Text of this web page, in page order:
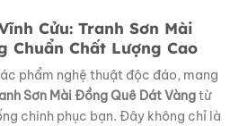
Cửu: Tranh Sơn Mài
Chuẩn Chất Lượng Cao
phẩm nghệ thuật độc đáo, mang
Sơn Mài Đồng Quê Dát Vàngtừ
chinh phục bạn. Đây không chỉ là